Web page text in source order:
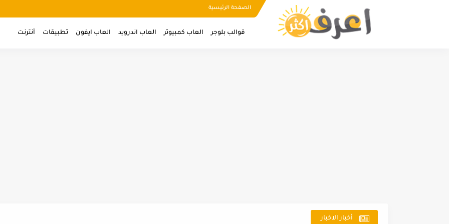
الصفحة الرئيسية
قوالب بلوجر العاب كمبيوتر العاب اندرويد العاب ايفون تطبيقات أنترنت
أخبار الاخبار